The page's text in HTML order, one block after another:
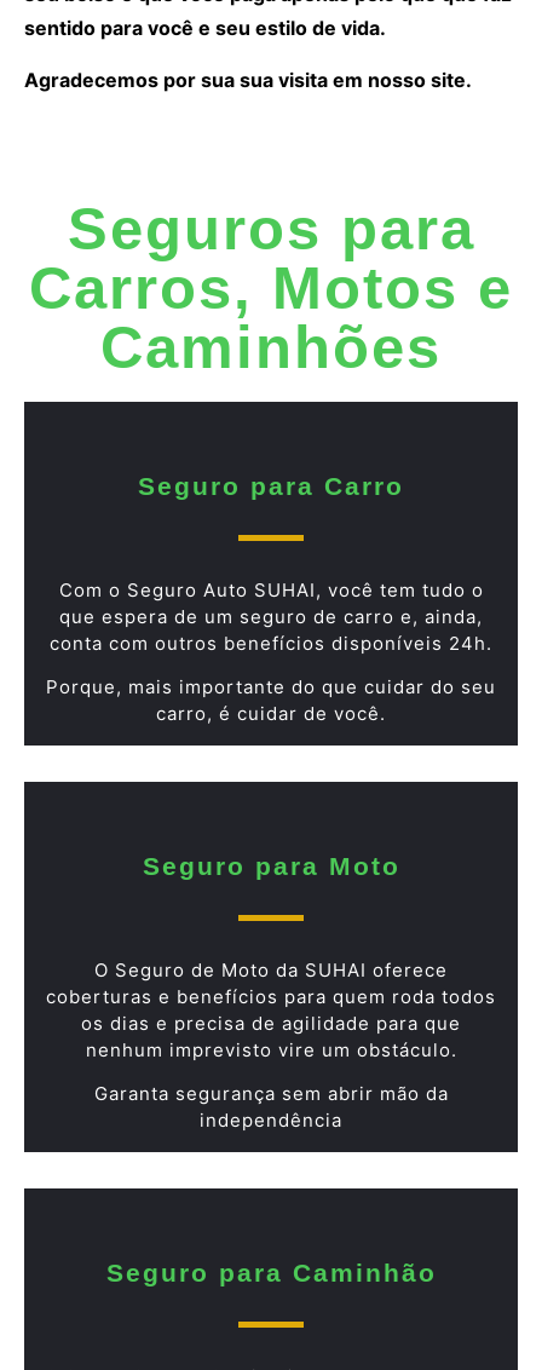
sentido para você e seu estilo de vida.
Agradecemos por sua sua visita em nosso site.
Seguros para
Carros, Motos e
Caminhões
Seguro para Carro
Com o Seguro Auto SUHAI, você tem tudo o
que espera de um seguro de carro e, ainda,
conta com outros benefícios disponíveis 24h.
Porque, mais importante do que cuidar do seu
carro, é cuidar de você.
Seguro para Moto
O Seguro de Moto da SUHAI oferece
coberturas e benefícios para quem roda todos
os dias e precisa de agilidade para que
nenhum imprevisto vire um obstáculo.
Garanta segurança sem abrir mão da
independência
Seguro para Caminhão